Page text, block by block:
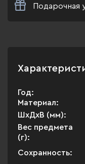
Подарочная
Год:
Материал:
ШхДхВ (мм):
Вес предмета
(г):
Сохранность: